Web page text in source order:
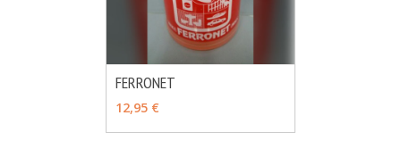
FERRONET
12,95 €